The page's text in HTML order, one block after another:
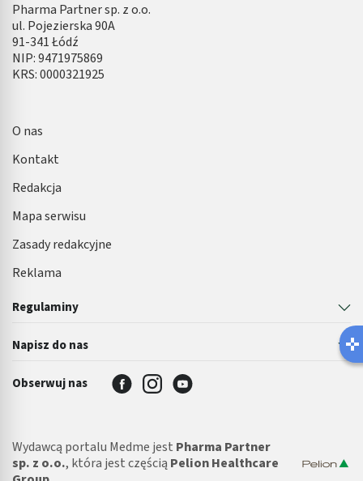
Pharma Partner sp. z o.o.
ul. Pojezierska 90A
91-341 Łódź
NIP: 9471975869
KRS: 0000321925
Regulaminy
Napisz do nas
O nas
Kontakt
Redakcja
Mapa serwisu
Zasady redakcyjne
Reklama
Obserwuj nas
Wydawcą portalu Medme jest Pharma Partner
sp. z o.o., która jest częścią Pelion Healthcare